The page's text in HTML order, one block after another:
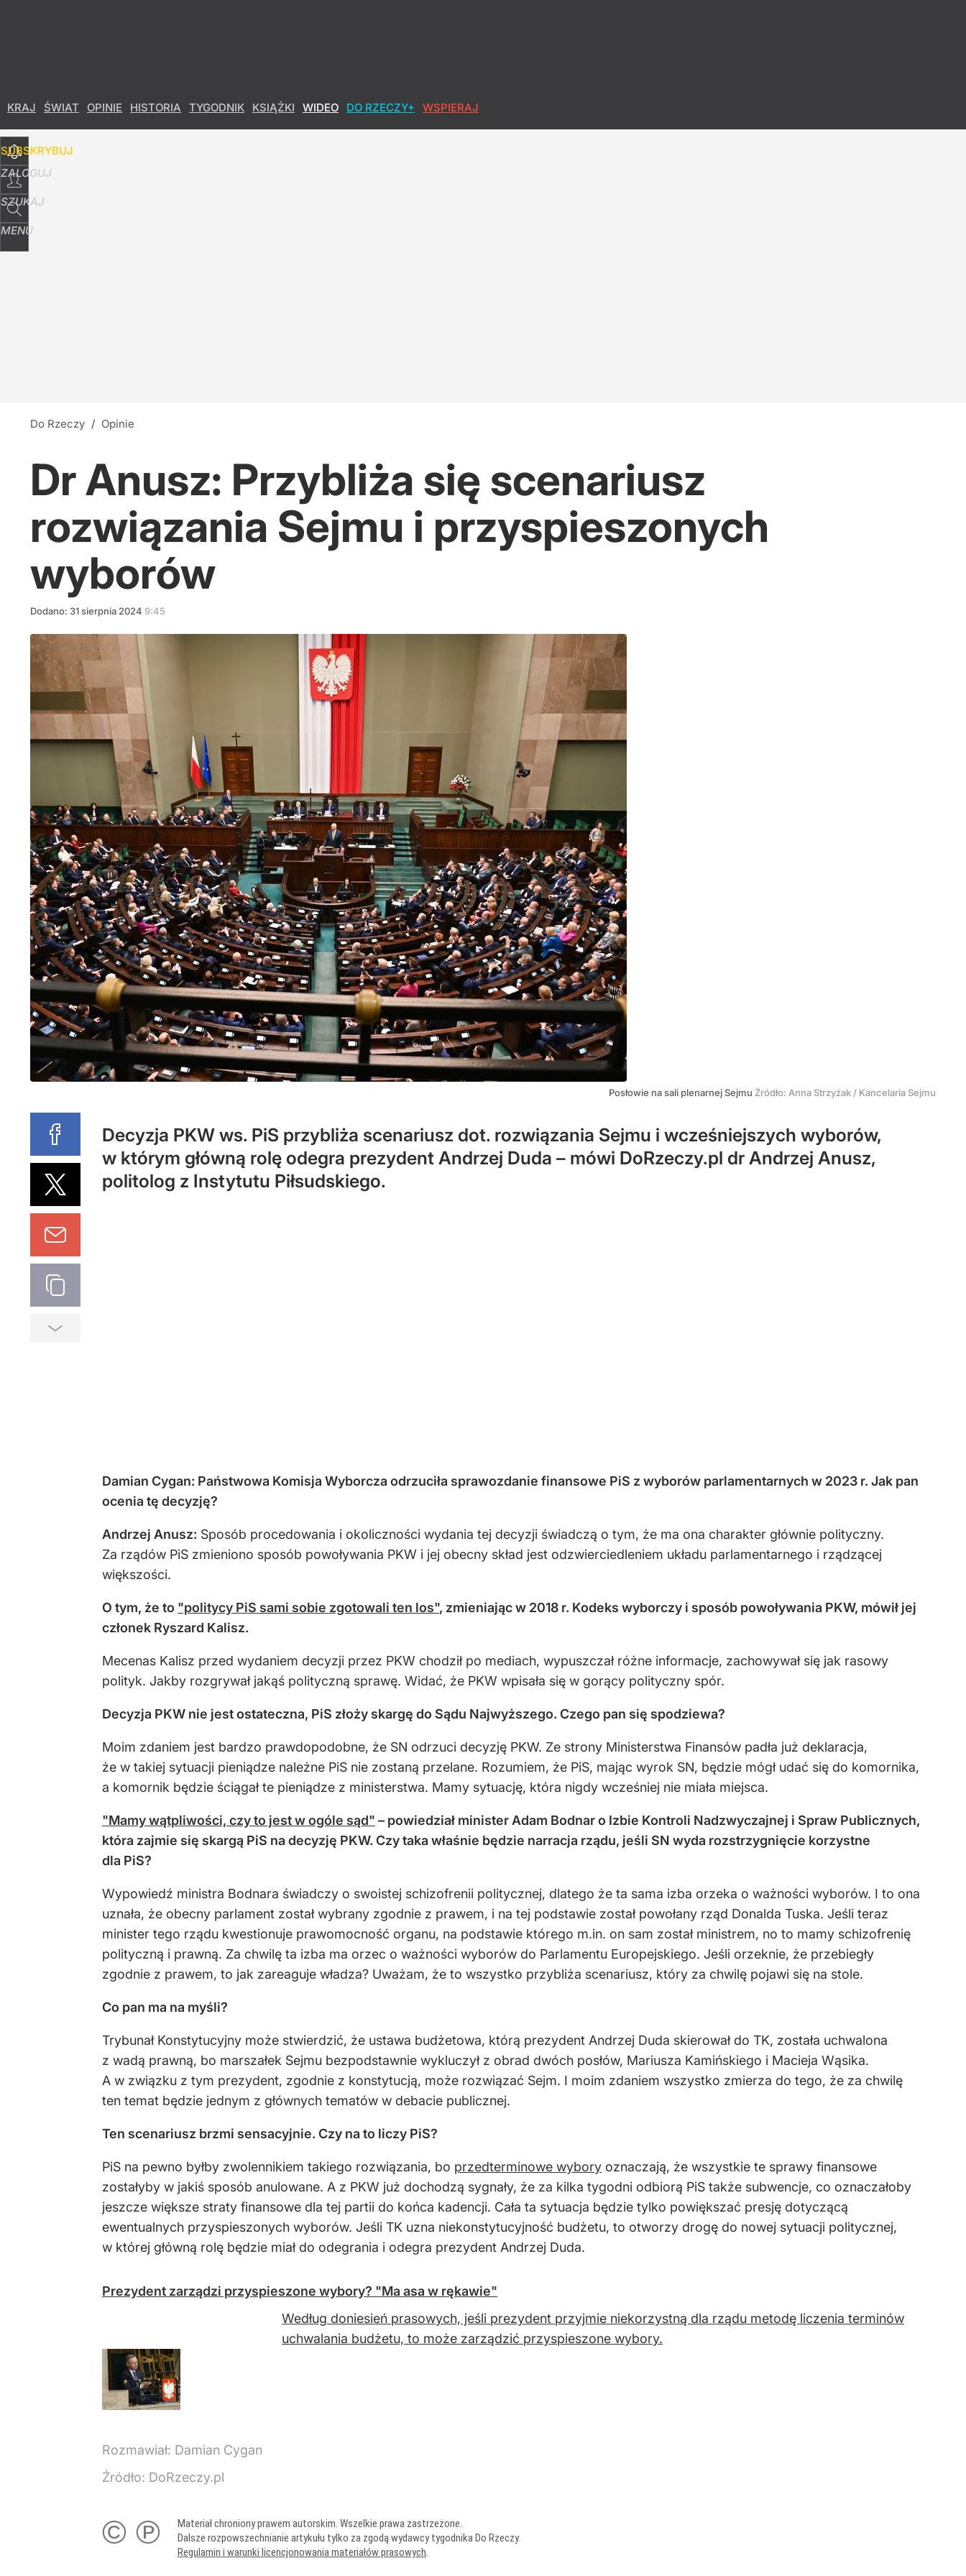
KRAJ ŚWIAT OPINIE HISTORIA TYGODNIK KSIĄŻKI WIDEO DO RZECZY+ WSPIERAJ
SUBSKRYBUJ
ZALOGUJ
SZUKAJ
MENU
Do Rzeczy / Opinie
Dr Anusz: Przybliża się scenariusz
rozwiązania Sejmu i przyspieszonych
wyborów
Dodano: 31sierpnia 2024 9:45
Posłowie na sali plenarnej Sejmu Źródło: Anna Strzyżak / Kancelaria Sejmu
Decyzja PKW ws. PiS przybliża scenariusz dot. rozwiązania Sejmu i wcześniejszych wyborów,
w którym główną rolę odegra prezydent Andrzej Duda – mówi DoRzeczy.pl dr Andrzej Anusz,
politolog z Instytutu Piłsudskiego.
Damian Cygan: Państwowa Komisja Wyborcza odrzuciła sprawozdanie finansowe PiS z wyborów parlamentarnych w 2023 r. Jak pan
ocenia tę decyzję?
Andrzej Anusz: Sposób procedowania i okoliczności wydania tej decyzji świadczą o tym, że ma ona charakter głównie polityczny.
Za rządów PiS zmieniono sposób powoływania PKW i jej obecny skład jest odzwierciedleniem układu parlamentarnego i rządzącej
większości.
O tym, że to "politycy PiS sami sobie zgotowali ten los", zmieniając w 2018 r. Kodeks wyborczy i sposób powoływania PKW, mówił jej
członek Ryszard Kalisz.
Mecenas Kalisz przed wydaniem decyzji przez PKW chodził po mediach, wypuszczał różne informacje, zachowywał się jak rasowy
polityk. Jakby rozgrywał jakąś polityczną sprawę. Widać, że PKW wpisała się w gorący polityczny spór.
Decyzja PKW nie jest ostateczna, PiS złoży skargę do Sądu Najwyższego. Czego pan się spodziewa?
Moim zdaniem jest bardzo prawdopodobne, że SN odrzuci decyzję PKW. Ze strony Ministerstwa Finansów padła już deklaracja,
że w takiej sytuacji pieniądze należne PiS nie zostaną przelane. Rozumiem, że PiS, mając wyrok SN, będzie mógł udać się do komornika,
a komornik będzie ściągał te pieniądze z ministerstwa. Mamy sytuację, która nigdy wcześniej nie miała miejsca.
"Mamy wątpliwości, czy to jest w ogóle sąd" – powiedział minister Adam Bodnar o Izbie Kontroli Nadzwyczajnej i Spraw Publicznych,
która zajmie się skargą PiS na decyzję PKW. Czy taka właśnie będzie narracja rządu, jeśli SN wyda rozstrzygnięcie korzystne
dla PiS?
Wypowiedź ministra Bodnara świadczy o swoistej schizofrenii politycznej, dlatego że ta sama izba orzeka o ważności wyborów. I to ona
uznała, że obecny parlament został wybrany zgodnie z prawem, i na tej podstawie został powołany rząd Donalda Tuska. Jeśli teraz
minister tego rządu kwestionuje prawomocność organu, na podstawie którego m.in. on sam został ministrem, no to mamy schizofrenię
polityczną i prawną. Za chwilę ta izba ma orzec o ważności wyborów do Parlamentu Europejskiego. Jeśli orzeknie, że przebiegły
zgodnie z prawem, to jak zareaguje władza? Uważam, że to wszystko przybliża scenariusz, który za chwilę pojawi się na stole.
Co pan ma na myśli?
Trybunał Konstytucyjny może stwierdzić, że ustawa budżetowa, którą prezydent Andrzej Duda skierował do TK, została uchwalona
z wadą prawną, bo marszałek Sejmu bezpodstawnie wykluczył z obrad dwóch posłów, Mariusza Kamińskiego i Macieja Wąsika.
A w związku z tym prezydent, zgodnie z konstytucją, może rozwiązać Sejm. I moim zdaniem wszystko zmierza do tego, że za chwilę
ten temat będzie jednym z głównych tematów w debacie publicznej.
Ten scenariusz brzmi sensacyjnie. Czy na to liczy PiS?
PiS na pewno byłby zwolennikiem takiego rozwiązania, bo przedterminowe wybory oznaczają, że wszystkie te sprawy finansowe
zostałyby w jakiś sposób anulowane. A z PKW już dochodzą sygnały, że za kilka tygodni odbiorą PiS także subwencje, co oznaczałoby
jeszcze większe straty finansowe dla tej partii do końca kadencji. Cała ta sytuacja będzie tylko powiększać presję dotyczącą
ewentualnych przyspieszonych wyborów. Jeśli TK uzna niekonstytucyjność budżetu, to otworzy drogę do nowej sytuacji politycznej,
w której główną rolę będzie miał do odegrania i odegra prezydent Andrzej Duda.
Prezydent zarządzi przyspieszone wybory? "Ma asa w rękawie"
Według doniesień prasowych, jeśli prezydent przyjmie niekorzystną dla rządu metodę liczenia terminów
uchwalania budżetu, to może zarządzić przyspieszone wybory.
Rozmawiał: Damian Cygan
Źródło: DoRzeczy.pl
© ℗
Materiał chroniony prawem autorskim. Wszelkie prawa zastrzeżone.
Dalsze rozpowszechnianie artykułu tylko za zgodą wydawcy tygodnika Do Rzeczy.
Regulamin i warunki licencjonowania materiałów prasowych.